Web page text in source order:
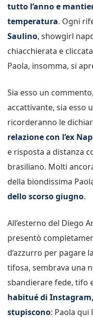
tutto l’anno e
temperatura. Ogni
Saulino, showgirl
chiacchierata e
Paola, insomma, si
Sia esso un
accattivante, sia esso
ricorderanno le
relazione con l’ex
e risposta a distanza
brasiliano. Molti
della biondissima
dello scorso giugno.
All’esterno del Diego
presentò
d’azzurro per pagare
tifosa, sembrava una
sbandierare fede, tifo
habitué di
stupiscono: Paola